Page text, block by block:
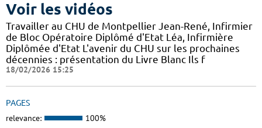
Voir les vidéos
Travailler au CHU de Montpellier Jean-René, Infirmier
de Bloc Opératoire Diplômé d'Etat Léa, Infirmière
Diplômée d'Etat L'avenir du CHU sur les prochaines
décennies : présentation du Livre Blanc Ils f
18/02/2026 15:25
PAGES
relevance: 100%